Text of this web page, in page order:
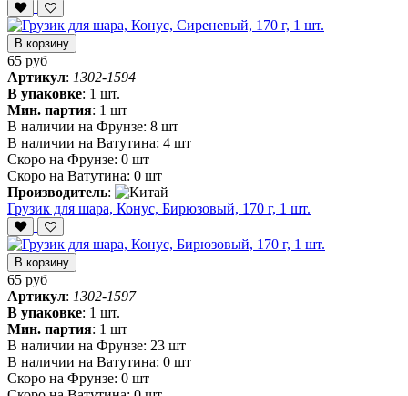
В корзину
65 руб
Артикул: 1302-1594
В упаковке: 1 шт.
Мин. партия: 1 шт
В наличии на Фрунзе: 8 шт
В наличии на Ватутина: 4 шт
Скоро на Фрунзе: 0 шт
Скоро на Ватутина: 0 шт
Производитель:
Грузик для шара, Конус, Бирюзовый, 170 г, 1 шт.
В корзину
65 руб
Артикул: 1302-1597
В упаковке: 1 шт.
Мин. партия: 1 шт
В наличии на Фрунзе: 23 шт
В наличии на Ватутина: 0 шт
Скоро на Фрунзе: 0 шт